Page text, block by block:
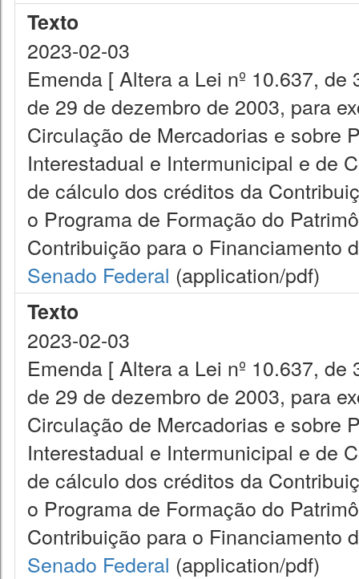
Texto
2023-02-03
Emenda [ Altera a Lei nº 10.637,
de 29 de dezembro de 2003, para
Circulação de Mercadorias e sobre
Interestadual e Intermunicipal e de
de cálculo dos créditos da
o Programa de Formação do
Contribuição para o Financiamento
Senado Federal (application/pdf)
Texto
2023-02-03
Emenda [ Altera a Lei nº 10.637,
de 29 de dezembro de 2003, para
Circulação de Mercadorias e sobre
Interestadual e Intermunicipal e de
de cálculo dos créditos da
o Programa de Formação do
Contribuição para o Financiamento
Senado Federal (application/pdf)